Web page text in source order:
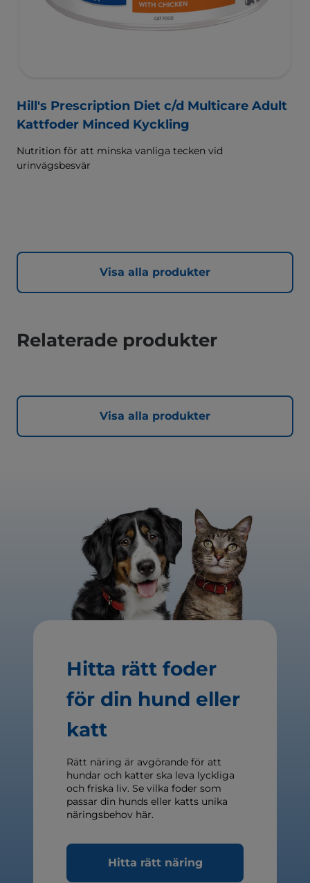
Hill's Prescription Diet c/d Multicare Adult
Kattfoder Minced Kyckling
Nutrition för att minska vanliga tecken vid
urinvägsbesvär
Visa alla produkter
Relaterade produkter
Visa alla produkter
Hitta rätt foder
för din hund eller
katt
Rätt näring är avgörande för att
hundar och katter ska leva lyckliga
och friska liv. Se vilka foder som
passar din hunds eller katts unika
näringsbehov här.
Hitta rätt näring